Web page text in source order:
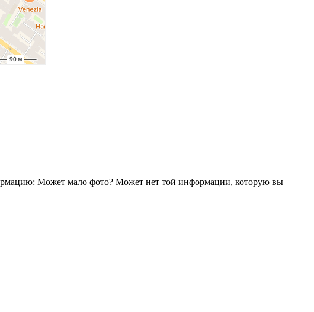
Может мало фото? Может нет той информации, которую вы